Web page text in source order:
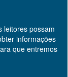
leitores possam
informações
que entremos